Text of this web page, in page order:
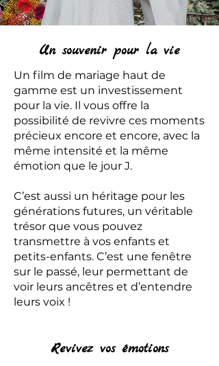
Un souvenir pour la vie
Un film de mariage haut de
gamme est un investissement
pour la vie. Il vous offre la
possibilité de revivre ces moments
précieux encore et encore, avec la
même intensité et la même
émotion que le jour J.
C’est aussi un héritage pour les
générations futures, un véritable
trésor que vous pouvez
transmettre à vos enfants et
petits-enfants. C’est une fenêtre
sur le passé, leur permettant de
voir leurs ancêtres et d’entendre
leurs voix !
Revivez vos émotions